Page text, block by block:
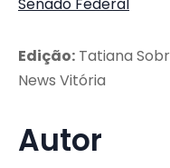
Senado Federal
Edição: Tatiana
News Vitória
Autor